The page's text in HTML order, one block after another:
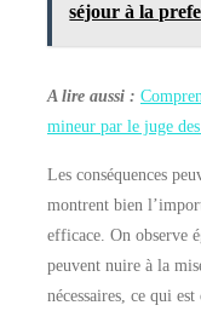
séjour à la
A lire aussi :
mineur par le juge
Les conséquences
montrent bien
efficace. On observe
peuvent nuire à la
nécessaires, ce qui